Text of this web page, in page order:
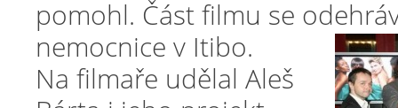
pomohl. Část filmu se
nemocnice v Itibo.
Na filmaře udělal Aleš